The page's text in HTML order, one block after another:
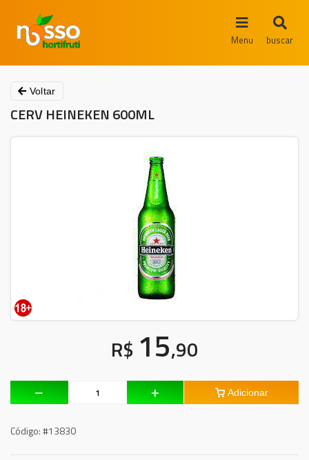
Menu buscar
Voltar
CERV HEINEKEN 600ML
R$ 15,90
Adicionar
Código:#13830